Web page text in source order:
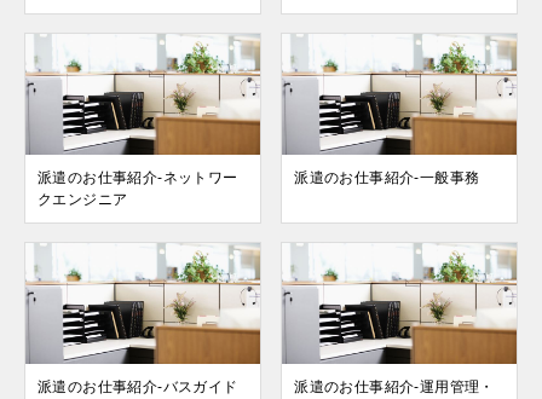
派遣のお仕事紹介-ネットワー
クエンジニア
派遣のお仕事紹介-一般事務
派遣のお仕事紹介-バスガイド
派遣のお仕事紹介-運用管理・